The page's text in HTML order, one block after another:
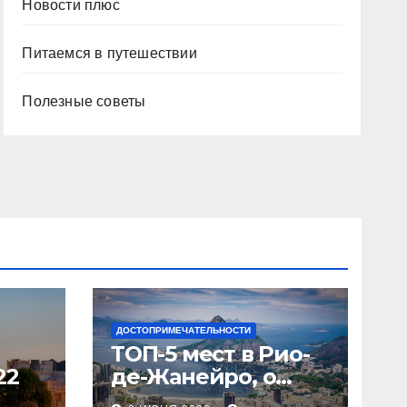
Новости плюс
Питаемся в путешествии
Полезные советы
ДОСТОПРИМЕЧАТЕЛЬНОСТИ
ТОП-5 мест в Рио-
де-Жанейро, о
которых вы не